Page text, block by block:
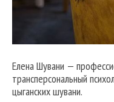
Елена Шувани —
трансперсональный
цыганских шувани.